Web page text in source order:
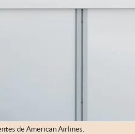
de American Airlines.